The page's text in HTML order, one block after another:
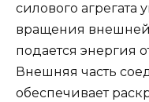
силового агрегата
вращения
подается энергия
Внешняя часть
обеспечивает